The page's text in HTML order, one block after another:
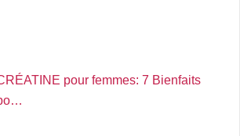
pour femmes: 7 Bienfaits